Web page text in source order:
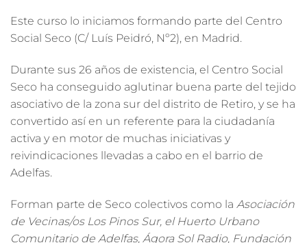
Este curso lo iniciamos formando parte del Centro
Social Seco (C/ Luís Peidró, Nº2), en Madrid.
Durante sus 26 años de existencia, el Centro Social
Seco ha conseguido aglutinar buena parte del tejido
asociativo de la zona sur del distrito de Retiro, y se ha
convertido así en un referente para la ciudadanía
activa y en motor de muchas iniciativas y
reivindicaciones llevadas a cabo en el barrio de
Adelfas.
Forman parte de Seco colectivos como la Asociación
de Vecinas/os Los Pinos Sur, el Huerto Urbano
Comunitario de Adelfas, Ágora Sol Radio, Fundación